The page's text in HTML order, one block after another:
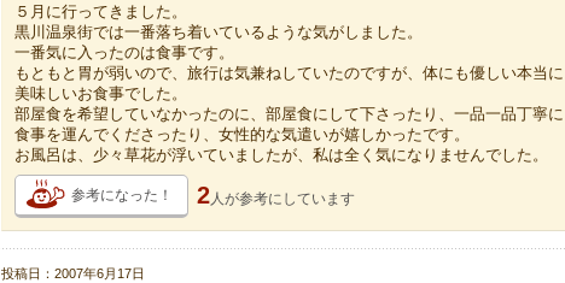
５月に行ってきました。
黒川温泉街では一番落ち着いているような気がしました。
一番気に入ったのは食事です。
もともと胃が弱いので、旅行は気兼ねしていたのですが、体にも優しい本当に
美味しいお食事でした。
部屋食を希望していなかったのに、部屋食にして下さったり、一品一品丁寧に
食事を運んでくださったり、女性的な気遣いが嬉しかったです。
お風呂は、少々草花が浮いていましたが、私は全く気になりませんでした。
参考になった！ 2人が参考にしています
投稿日：2007年6月17日